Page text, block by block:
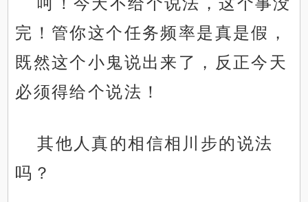
完！管你这个任务频率是真是假，
既然这个小鬼说出来了，反正今天
必须得给个说法！
其他人真的相信相川步的说法
吗？